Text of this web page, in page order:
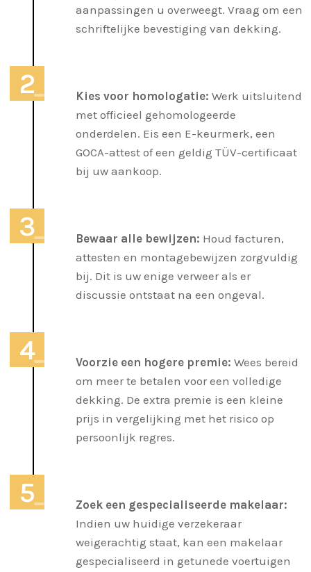
aanpassingen u overweegt. Vraag om een
schriftelijke bevestiging van dekking.
Kies voor homologatie: Werk uitsluitend
met officieel gehomologeerde
onderdelen. Eis een E-keurmerk, een
GOCA-attest of een geldig TÜV-certificaat
bij uw aankoop.
Bewaar alle bewijzen: Houd facturen,
attesten en montagebewijzen zorgvuldig
bij. Dit is uw enige verweer als er
discussie ontstaat na een ongeval.
Voorzie een hogere premie: Wees bereid
om meer te betalen voor een volledige
dekking. De extra premie is een kleine
prijs in vergelijking met het risico op
persoonlijk regres.
Zoek een gespecialiseerde makelaar:
Indien uw huidige verzekeraar
weigerachtig staat, kan een makelaar
gespecialiseerd in getunede voertuigen